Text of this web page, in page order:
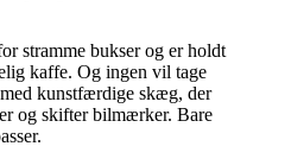
stramme bukser og er holdt
kaffe. Og ingen vil tage
kunstfærdige skæg, der
og skifter bilmærker. Bare